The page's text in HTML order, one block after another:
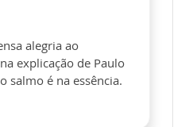
alegria ao
explicação de Paulo
salmo é na essência.